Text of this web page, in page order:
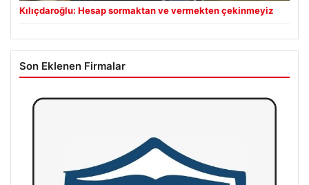
Kılıçdaroğlu: Hesap sormaktan ve vermekten çekinmeyiz
Son Eklenen Firmalar